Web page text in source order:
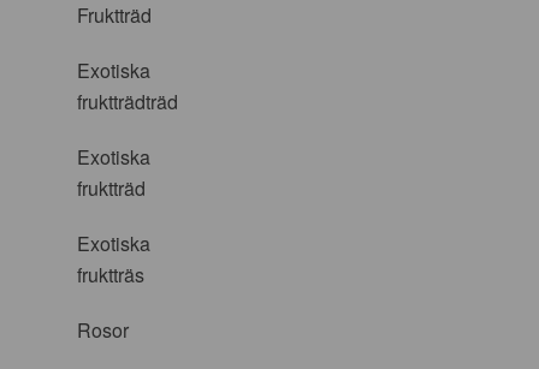
Fruktträd
Exotiska
fruktträdträd
Exotiska
fruktträd
Exotiska
fruktträs
Rosor